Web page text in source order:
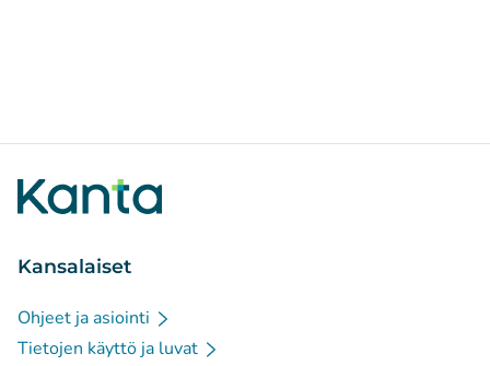
Kansalaiset
Ohjeet ja asiointi
Tietojen käyttö ja luvat